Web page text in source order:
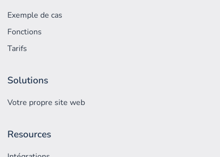
Exemple de cas
Fonctions
Tarifs
Solutions
Votre propre site web
Resources